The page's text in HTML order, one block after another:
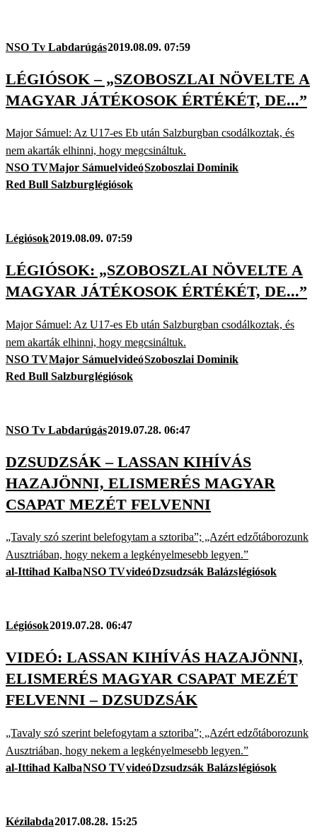
NSO Tv Labdarúgás2019.08.09. 07:59
LÉGIÓSOK – „SZOBOSZLAI NÖVELTE A
MAGYAR JÁTÉKOSOK ÉRTÉKÉT, DE...”
Major Sámuel: Az U17-es Eb után Salzburgban csodálkoztak, és
nem akarták elhinni, hogy megcsináltuk.
NSO TVMajor SámuelvideóSzoboszlai Dominik
Red Bull Salzburglégiósok
Légiósok2019.08.09. 07:59
LÉGIÓSOK: „SZOBOSZLAI NÖVELTE A
MAGYAR JÁTÉKOSOK ÉRTÉKÉT, DE...”
Major Sámuel: Az U17-es Eb után Salzburgban csodálkoztak, és
nem akarták elhinni, hogy megcsináltuk.
NSO TVMajor SámuelvideóSzoboszlai Dominik
Red Bull Salzburglégiósok
NSO Tv Labdarúgás2019.07.28. 06:47
DZSUDZSÁK – LASSAN KIHÍVÁS
HAZAJÖNNI, ELISMERÉS MAGYAR
CSAPAT MEZÉT FELVENNI
„Tavaly szó szerint belefogytam a sztoriba”; „Azért edzőtáborozunk
Ausztriában, hogy nekem a legkényelmesebb legyen.”
al-Ittihad KalbaNSO TVvideóDzsudzsák Balázslégiósok
Légiósok2019.07.28. 06:47
VIDEÓ: LASSAN KIHÍVÁS HAZAJÖNNI,
ELISMERÉS MAGYAR CSAPAT MEZÉT
FELVENNI – DZSUDZSÁK
„Tavaly szó szerint belefogytam a sztoriba”; „Azért edzőtáborozunk
Ausztriában, hogy nekem a legkényelmesebb legyen.”
al-Ittihad KalbaNSO TVvideóDzsudzsák Balázslégiósok
Kézilabda2017.08.28. 15:25